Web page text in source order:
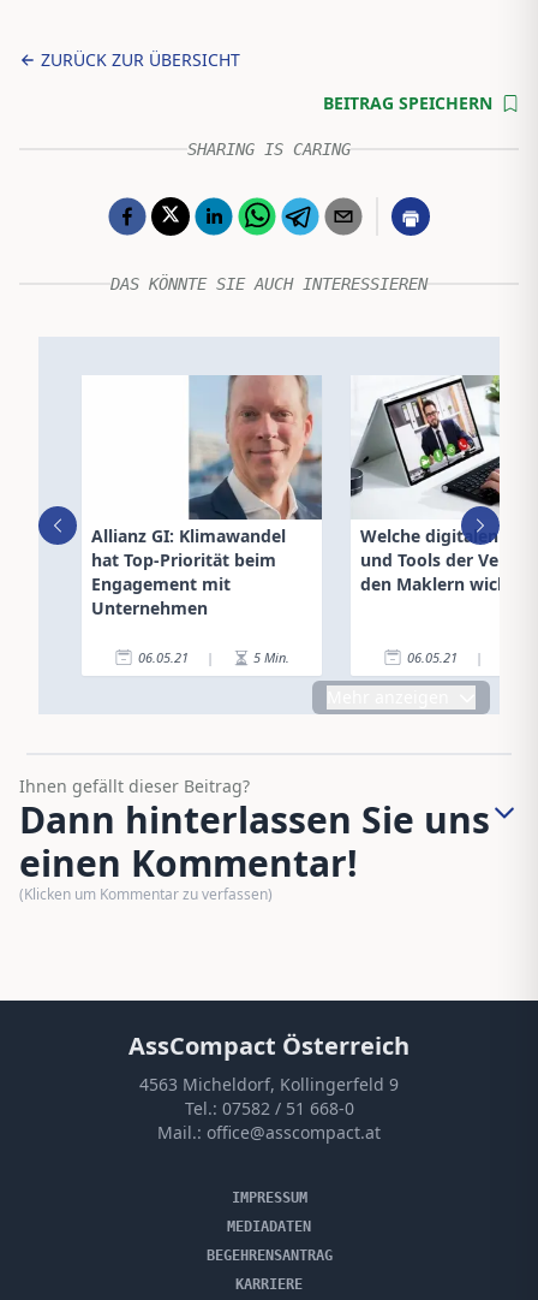
ZURÜCK ZUR ÜBERSICHT
BEITRAG SPEICHERN
SHARING IS CARING
DAS KÖNNTE SIE AUCH INTERESSIEREN
Allianz GI: Klimawandel
hat Top-Priorität beim
Engagement mit
Unternehmen
06.05.21 | 5 Min.
Welche digitalen
und Tools der
den Maklern wichtig
06.05.21 |
Ihnen gefällt dieser Beitrag?
Dann hinterlassen Sie uns
einen Kommentar!
(Klicken um Kommentar zu verfassen)
AssCompact Österreich
4563 Micheldorf, Kollingerfeld 9
Tel.: 07582 / 51 668-0
Mail.: office@asscompact.at
IMPRESSUM
MEDIADATEN
BEGEHRENSANTRAG
KARRIERE